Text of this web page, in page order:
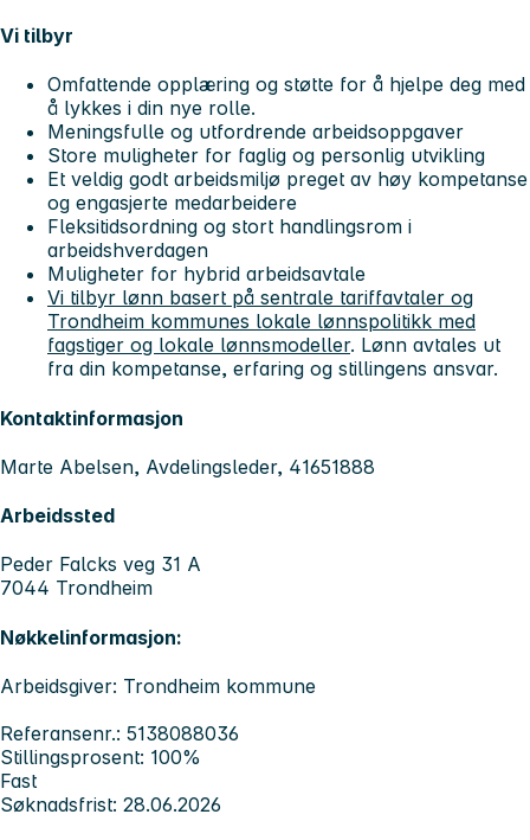
Vi tilbyr
Omfattende opplæring og støtte for å hjelpe deg med
å lykkes i din nye rolle.
Meningsfulle og utfordrende arbeidsoppgaver
Store muligheter for faglig og personlig utvikling
Et veldig godt arbeidsmiljø preget av høy kompetanse
og engasjerte medarbeidere
Fleksitidsordning og stort handlingsrom i
arbeidshverdagen
Muligheter for hybrid arbeidsavtale
Vi tilbyr lønn basert på sentrale tariffavtaler og
Trondheim kommunes lokale lønnspolitikk med
fagstiger og lokale lønnsmodeller. Lønn avtales ut
fra din kompetanse, erfaring og stillingens ansvar.
Kontaktinformasjon
Marte Abelsen, Avdelingsleder, 41651888
Arbeidssted
Peder Falcks veg 31 A
7044 Trondheim
Nøkkelinformasjon:
Arbeidsgiver: Trondheim kommune
Referansenr.: 5138088036
Stillingsprosent: 100%
Fast
Søknadsfrist: 28.06.2026